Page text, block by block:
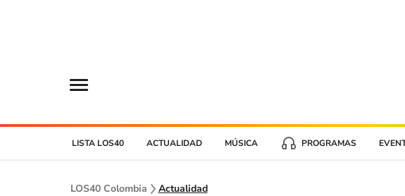
LISTA LOS40 ACTUALIDAD MÚSICA PROGRAMAS
LOS40 Colombia Actualidad